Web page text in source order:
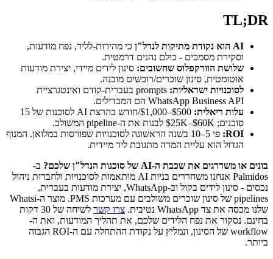
TL;DR
AI הוא נקודת מתיקות לנדל"ן
כי מהירות-לליד, נפח מודעות,
וסקירת מסמכים - כולם נהנים דרמטית.
שלושת הוורקפלוס שחשובים: סינון לידים מיידי, יצירת מודעות
אוטומטית, סינון שוכרים/רוכשים מובנה.
לסוכנויות ישראליות:
prompts בעברית-קודם ואינטגרציית
WhatsApp Business API הם המבדילים.
עלות ריאלית:
$500–$1,000/חודש בהרצת AI לסוכנות של 15
סוכנים; $25K–$60K לבנות את ה-pipeline המשולב.
ROI:
פי 5–10 בשנה הראשונה לסוכנויות שפורסות במלואן. המנוף
הגדול הוא עליית המרה מתגובת ליד מיידית.
בונים או משדרגים את שכבת ה-AI של סוכנות הנדל"ן שלכם?
ב-
Palmidos אנחנו משחררים בניות AI מותאמות לסוכנויות ולחברות ניהול
נכסים - סינון לידים בקול וב-WhatsApp, יצירת מודעות בעברית,
pipelines של סינון שוכרים משולבים עם מערכות PMS. מוצר ה-Whatsi
שלנו מכסה את צד WhatsApp נטיבית.
צרו קשר
לשיחה של 30 דקות
בחינם. נסקור את נפח הלידים שלכם, את תהליך המודעות, ואת ה-
workflow של הסינון, ונמליץ על נקודת ההתחלה עם ה-ROI הגבוה
ביותר.